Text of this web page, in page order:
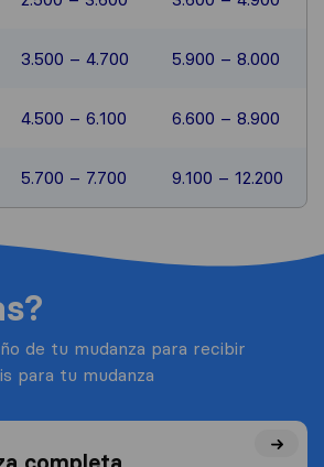
3.500 – 4.700 5.900 – 8.000
4.500 – 6.100 6.600 – 8.900
5.700 – 7.700 9.100 – 12.200
de tu mudanza para recibir
para tu mudanza